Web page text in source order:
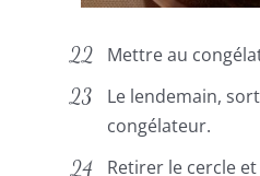
Mettre au
Le lendemain,
congélateur.
Retirer le cercle